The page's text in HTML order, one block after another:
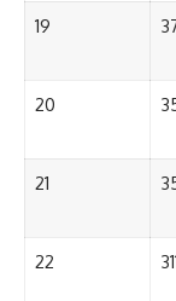
19
20
21
22